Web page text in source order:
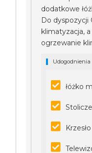
dodatkowe
Do dyspozycji
klimatyzacja,
ogrzewanie
Udogodnienia
łóżko
Krzesło